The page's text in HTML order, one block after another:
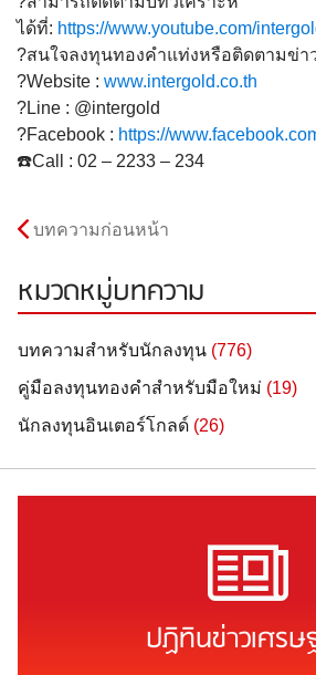
ได้ที่: https://www.youtube.com/
?สนใจลงทุนทองคำแท่งหรือติดตามข่า
?Website : www.intergold.co.th
?Line : @intergold
?Facebook : https://
☎️Call : 02 – 2233 – 234
บทความก่อนหน้า
หมวดหมู่บทความ
บทความสำหรับนักลงทุน (776)
คู่มือลงทุนทองคำสำหรับมือใหม่ (19)
นักลงทุนอินเตอร์โกลด์ (26)
ปฏิทินข่าวเศรษ